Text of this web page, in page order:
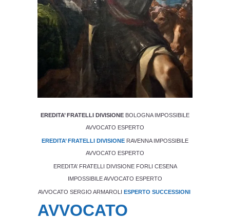
EREDITA’ FRATELLI DIVISIONE BOLOGNA IMPOSSIBILE
AVVOCATO ESPERTO
EREDITA’ FRATELLI DIVISIONE RAVENNA IMPOSSIBILE
AVVOCATO ESPERTO
EREDITA’ FRATELLI DIVISIONE FORLI CESENA
IMPOSSIBILE AVVOCATO ESPERTO
AVVOCATO SERGIO ARMAROLI ESPERTO SUCCESSIONI
AVVOCATO